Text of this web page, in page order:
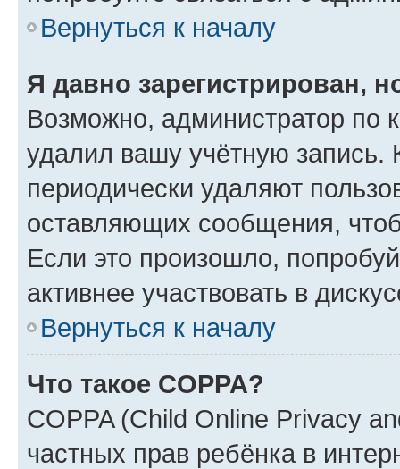
Вернуться к началу
Я давно зарегистрирован,
Возможно, администратор по
удалил вашу учётную запись.
периодически удаляют
оставляющих сообщения,
Если это произошло,
активнее участвовать в
Вернуться к началу
Что такое COPPA?
COPPA (Child Online Privacy
частных прав ребёнка в